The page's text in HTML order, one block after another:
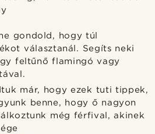
gondold, hogy túl
választanál. Segíts neki
feltűnő flamingó vagy
már, hogy ezek tuti tippek,
benne, hogy ő nagyon
még férfival, akinek